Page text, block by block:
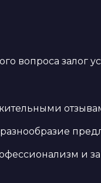
вопроса залог
и